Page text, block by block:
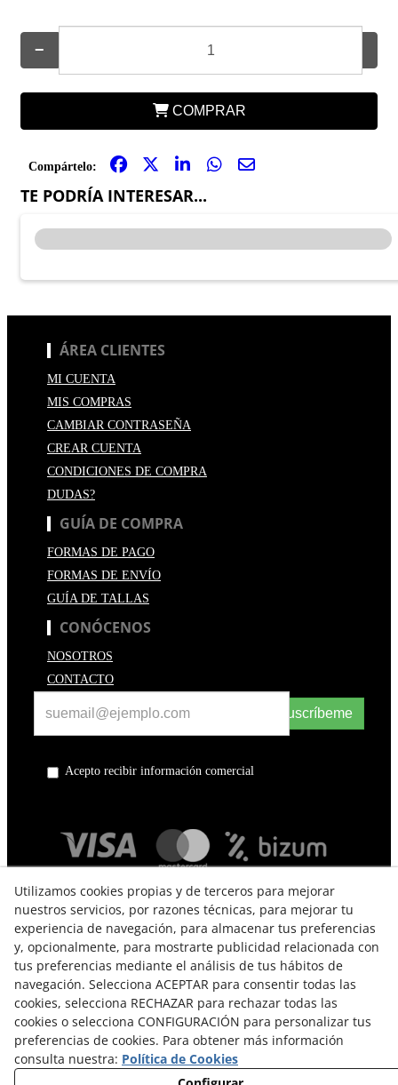
−
COMPRAR
Compártelo:
TE PODRÍA INTERESAR...
ÁREA CLIENTES
MI CUENTA
MIS COMPRAS
CAMBIAR CONTRASEÑA
CREAR CUENTA
CONDICIONES DE COMPRA
DUDAS?
GUÍA DE COMPRA
FORMAS DE PAGO
FORMAS DE ENVÍO
GUÍA DE TALLAS
CONÓCENOS
NOSOTROS
CONTACTO
Suscríbeme
Acepto recibir información comercial
TÉRMINOS Y CONDICIONES DE USO
POLÍTICA DE PRIVACIDAD
POLÍTICA DE COOKIES
Utilizamos cookies propias y de terceros para mejorar
nuestros servicios, por razones técnicas, para mejorar tu
experiencia de navegación, para almacenar tus preferencias
y, opcionalmente, para mostrarte publicidad relacionada con
tus preferencias mediante el análisis de tus hábitos de
navegación. Selecciona ACEPTAR para consentir todas las
cookies, selecciona RECHAZAR para rechazar todas las
cookies o selecciona CONFIGURACIÓN para personalizar tus
preferencias de cookies. Para obtener más información
consulta nuestra: Política de Cookies